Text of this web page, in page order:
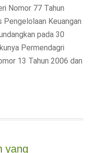
Nomor 77 Tahun
Keuangan
pada 30
Permendagri
13 Tahun 2006 dan
yang